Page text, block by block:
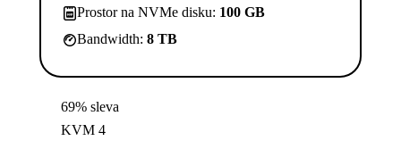
Prostor na NVMe disku: 100 GB
Bandwidth: 8 TB
69% sleva
KVM 4